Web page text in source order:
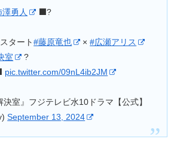
澤勇人 ⬛️?
タート#藤原竜也 ×#広瀬アリス
室
?
pic.twitter.com/09nL4ib2JM
室』フジテレビ水10ドラマ【公式】
September 13, 2024